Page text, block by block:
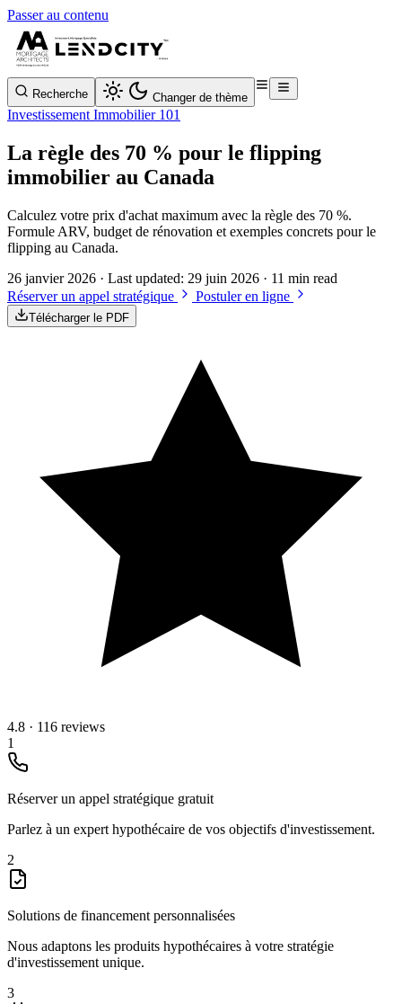
Passer au contenu
Recherche Changer de thème
Investissement Immobilier 101
La règle des 70 % pour le flipping
immobilier au Canada
Calculez votre prix d'achat maximum avec la règle des 70 %.
Formule ARV, budget de rénovation et exemples concrets pour le
flipping au Canada.
26 janvier 2026 · Last updated: 29 juin 2026 · 11 min read
Réserver un appel stratégique
Postuler en ligne
Télécharger le PDF
4.8 · 116 reviews
1
Réserver un appel stratégique gratuit
Parlez à un expert hypothécaire de vos objectifs d'investissement.
2
Solutions de financement personnalisées
Nous adaptons les produits hypothécaires à votre stratégie
d'investissement unique.
3